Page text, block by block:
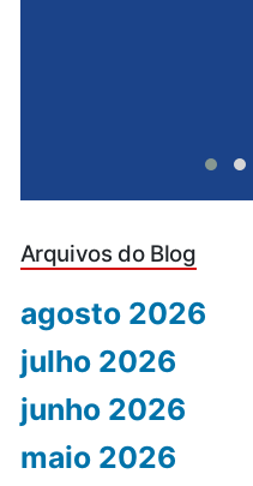
Arquivos do Blog
agosto 2026
julho 2026
junho 2026
maio 2026